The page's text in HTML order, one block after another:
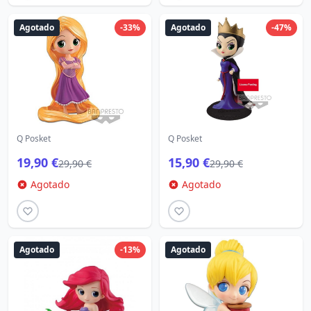
-33%
Agotado
Q Posket
19,90 €29,90 €
Agotado
-47%
Agotado
Q Posket
15,90 €29,90 €
Agotado
-13%
Agotado Agotado